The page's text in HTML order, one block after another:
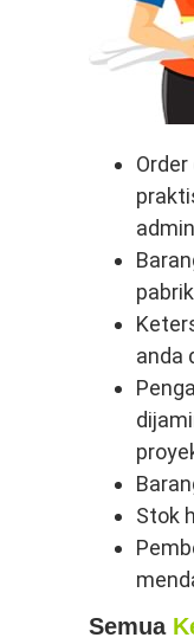
anda
Stok
Semua